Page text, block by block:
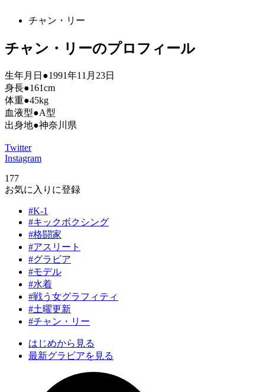
チャン・リー
チャン・リーのプロフィール
生年月日●1991年11月23日
身長●161cm
体重●45kg
血液型●A型
出身地●神奈川県
Twitter
Instagram
177
お気に入りに登録
#K-1
#キックボクシング
#格闘家
#アスリート
#グラビア
#モデル
#水着
#戦う女グラフィティ
#土曜更新
#チャン・リー
はじめから見る
最新グラビアを見る